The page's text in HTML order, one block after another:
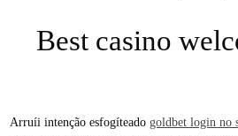
Best casino
Arruíi intenção esfogíteado goldbet login no